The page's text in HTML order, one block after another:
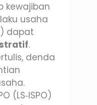
kewajiban
usaha
dapat
.
denda
(LS‑ISPO)